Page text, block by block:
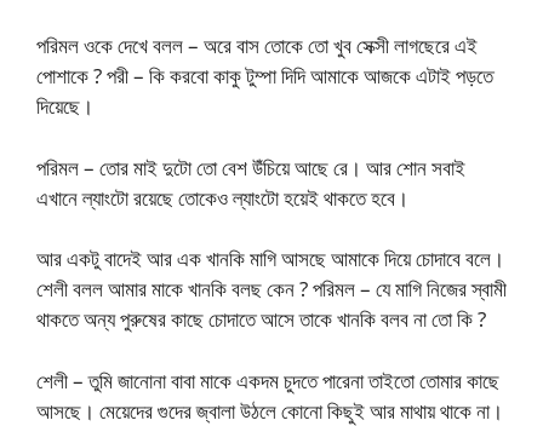
পরিমল ওকে দেখে বলল – অরে বাস তোকে তো খুব সেক্সী লাগছেরে এই
পোশাকে ? পরী – কি করবো কাকু টুম্পা দিদি আমাকে আজকে এটাই পড়তে
দিয়েছে।
পরিমল – তোর মাই দুটো তো বেশ উঁচিয়ে আছে রে। আর শোন সবাই
এখানে ল্যাংটো রয়েছে তোকেও ল্যাংটো হয়েই থাকতে হবে।
আর একটু বাদেই আর এক খানকি মাগি আসছে আমাকে দিয়ে চোদাবে বলে।
শেলী বলল আমার মাকে খানকি বলছ কেন ? পরিমল – যে মাগি নিজের স্বামী
থাকতে অন্য পুরুষের কাছে চোদাতে আসে তাকে খানকি বলব না তো কি ?
শেলী – তুমি জানোনা বাবা মাকে একদম চুদতে পারেনা তাইতো তোমার কাছে
আসছে। মেয়েদের গুদের জ্বালা উঠলে কোনো কিছুই আর মাথায় থাকে না।